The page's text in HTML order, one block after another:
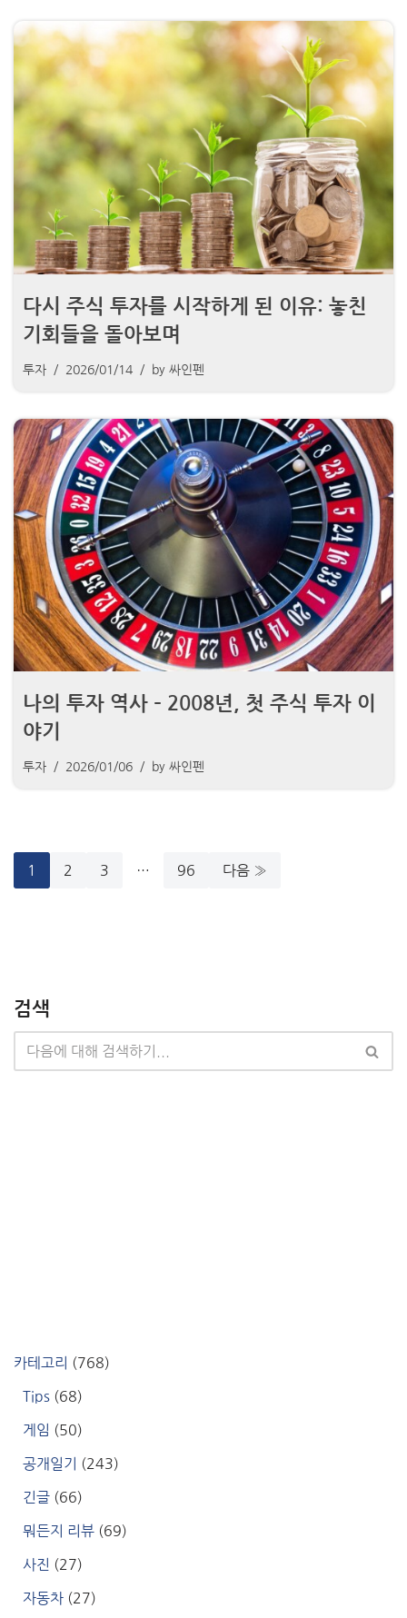
다시 주식 투자를 시작하게 된 이유: 놓친
기회들을 돌아보며
투자 2026/01/14 by 싸인펜
나의 투자 역사 – 2008년, 첫 주식 투자 이
야기
투자 2026/01/06 by 싸인펜
1 2 3 … 96 다음 »
검색
카테고리 (768)
Tips (68)
게임 (50)
공개일기 (243)
긴글 (66)
뭐든지 리뷰 (69)
사진 (27)
자동차 (27)